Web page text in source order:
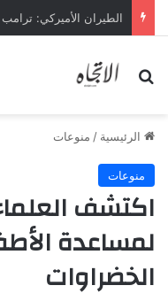
الطيران الأميركي:
بحث عن
الرئيسية / منوعات
منوعات
اكتشف
لمساعدة
الخضراوات